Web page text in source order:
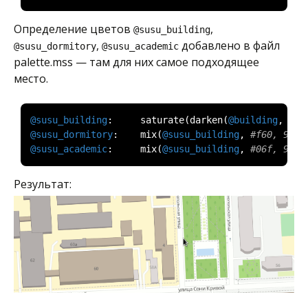
Определение цветов @susu_building,
@susu_dormitory, @susu_academic добавлено в файл
palette.mss — там для них самое подходящее
место.
@susu_building:
     saturate
(darken(@building,
@susu_dormitory:
    mix
(@susu_building,
#f60,
@susu_academic:
     mix
(@susu_building, #06f,
Результат: